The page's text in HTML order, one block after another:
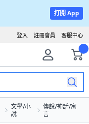
打開 App
客服中心
註冊會員
登入
文學/小
說
傳說/神話/寓
言